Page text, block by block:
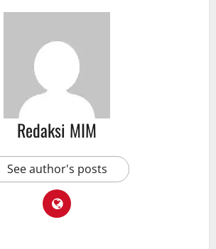
Redaksi MIM
See author's posts